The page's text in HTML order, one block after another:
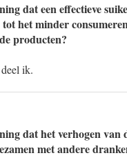
dat een effectieve
tot het minder
producten?
ik.
dat het verhogen van
met andere